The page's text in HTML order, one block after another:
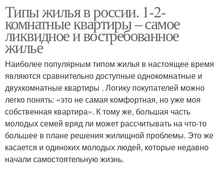
Типы жилья в россии. 1-2-
комнатные квартиры – самое
ликвидное и востребованное
жилье
Наиболее популярным типом жилья в настоящее время
являются сравнительно доступные однокомнатные и
двухкомнатные квартиры . Логику покупателей можно
легко понять: «это не самая комфортная, но уже моя
собственная квартира». К тому же, большая часть
молодых семей вряд ли может рассчитывать на что-то
большее в плане решения жилищной проблемы. Это же
касается и одиноких молодых людей, которые недавно
начали самостоятельную жизнь.